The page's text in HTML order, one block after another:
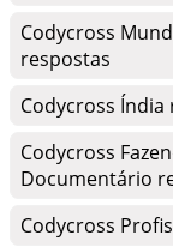
Codycross
respostas
Codycross Índia
Codycross
Documentário
Codycross